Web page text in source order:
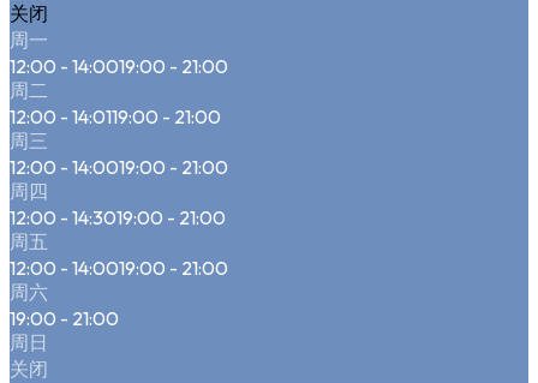
关闭
周一
12:00 - 14:0019:00 - 21:00
周二
12:00 - 14:0119:00 - 21:00
周三
12:00 - 14:0019:00 - 21:00
周四
12:00 - 14:3019:00 - 21:00
周五
12:00 - 14:0019:00 - 21:00
周六
19:00 - 21:00
周日
关闭